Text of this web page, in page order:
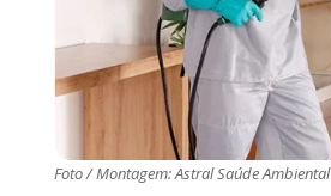
Foto / Montagem: Astral Saúde Ambiental